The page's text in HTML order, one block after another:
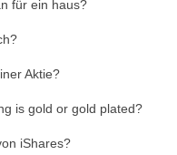
für ein haus?
Aktie?
is gold or gold plated?
iShares?